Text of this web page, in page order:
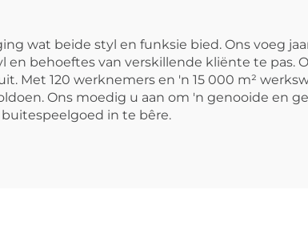
wat beide styl en funksie bied. Ons voeg
behoeftes van verskillende kliënte te pas.
Met 120 werknemers en 'n 15 000 m²
Ons moedig u aan om 'n genooide en
in te bêre.